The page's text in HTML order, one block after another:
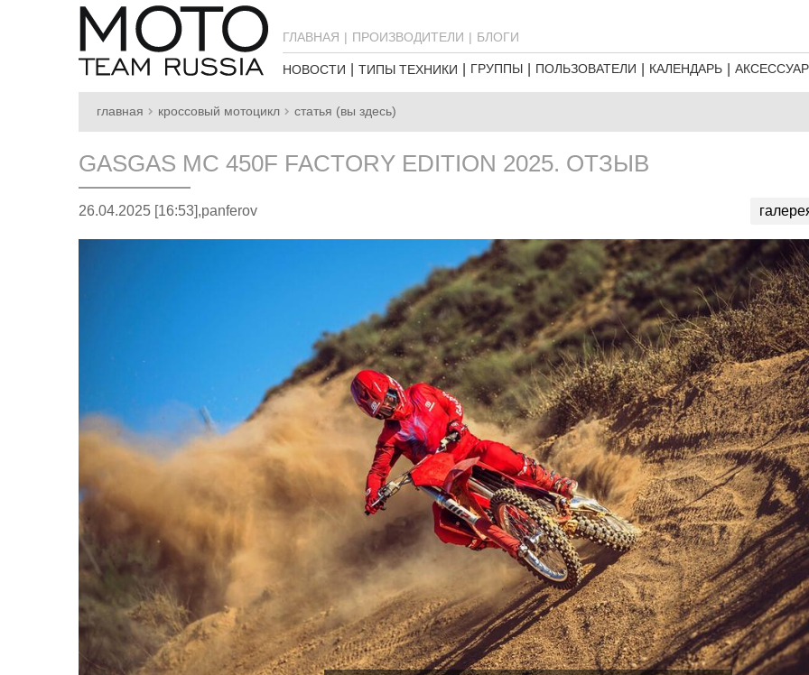
ГЛАВНАЯ ПРОИЗВОДИТЕЛИ БЛОГИ
НОВОСТИ ТИПЫ ТЕХНИКИ ГРУППЫ ПОЛЬЗОВАТЕЛИ КАЛЕНДАРЬ
главная кроссовый мотоцикл статья (вы здесь)
GASGAS MC 450F FACTORY EDITION 2025. ОТЗЫВ
26.04.2025 [16:53],panferov